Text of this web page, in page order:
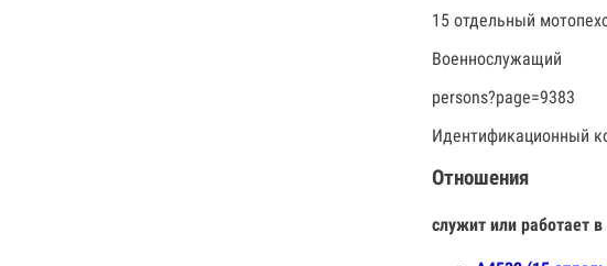
15 отдельный
Военнослужащий
persons?page=9383
Идентификационный
Отношения
служит или работает